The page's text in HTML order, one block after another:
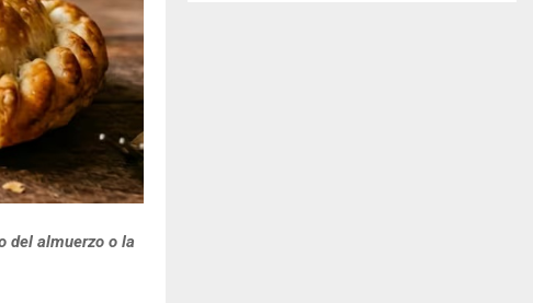
del almuerzo o la